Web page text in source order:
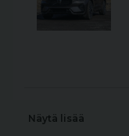
Näytä lisää